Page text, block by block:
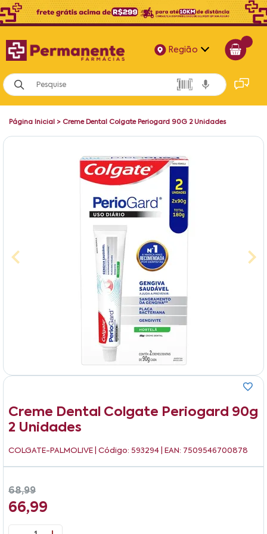
Região
Alagoas
Bahia
Página Inicial > Creme Dental Colgate Periogard 90G 2 Unidades
Creme Dental Colgate Periogard 90g
2 Unidades
COLGATE-PALMOLIVE | Código: 593294 | EAN: 7509546700878
68,99
66,99